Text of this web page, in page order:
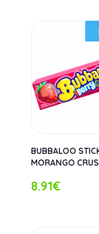
BUBBALOO
MORANGO
8.91€